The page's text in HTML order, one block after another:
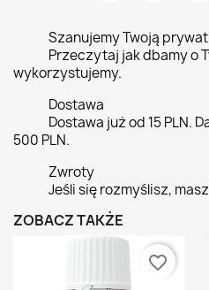
Szanujemy Twoją
Przeczytaj jak dbamy o
wykorzystujemy.
Dostawa
Dostawa już od 15 PLN.
500 PLN.
Zwroty
Jeśli się rozmyślisz,
ZOBACZ TAKŻE
favorite_border